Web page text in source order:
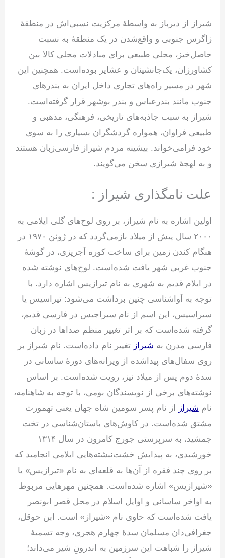
شیراز از دیرباز به واسطهٔ مرکزیت نسبی‌اش در منطقهٔ
زاگرس جنوبی و واقع‌شدن در یک منطقهٔ به نسبت
حاصل‌خیز، محلی طبیعی برای مبادلات محلی کالا بین
کشاورزان، یک‌جانشینان و عشایر بوده‌است. همچنین این
شهر در مسیر راه‌های تجاری داخل ایران به بندرهای
جنوب مانند بندرعباس و بندر بوشهر قرار گرفته‌است.
شیراز به سبب جاذبه‌های تاریخی، فرهنگی، مذهبی و
طبیعی فراوان، همواره گردشگران بسیاری را به سوی
خود فرامی‌خواند. بیشینه مردم شیراز فارسی‌زبان هستند
و به لهجهٔ شیرازی سخن می‌گویند.
علت نامگذاری شیراز :
اولین اشاره به نام شیراز، بر روی لوح‌های گلی ایلامی به
۲۰۰۰ سال پیش از میلاد بازمی‌گردد که در ژوئن ۱۹۷۰ در
هنگام کندن زمین برای ساخت کوره آجرپزی، در گوشهٔ
جنوب غربی شهر یافت شده‌است. لوح‌های نوشته شده
در ایلام قدیم به شهری به نام تیرازیس اشاره دارد. با
توجه به آواشناسی چنین برداشت می‌شود: تیراسیس یا
سیراسیس، این اسم از نام سیراجیس در فارسی قدیم،
گرفته شده‌است که بر اثر تغییر منظم صداها در زبان
فارسی مدرن به شیراز تغییر نام داده‌است. نام شیراز بر
روی سفال‌های پیداشده از ویرانه‌های دورهٔ ساسانی در
سدهٔ دوم پس از میلاد نیز، رویت شده‌است. بر اساس
نوشته‌های برخی از نویسندگان بومی، با توجه به شاهنامه،
نام شیراز
از نام پسر سومین شاه جهان یعنی تهمورث
مشتق شده‌است. در کاوش‌های باستان‌شناسی در تخت
جمشید، به سرپرستی جورج کامرون در سال ۱۳۱۴
خورشیدی، به پیدایش خشت‌نبشته‌هایی ایلامی انجامید که
بر روی چند فقره از آن‌ها به قلعه‌ای به نام «تیرازیس» یا
«شیرازیس» اشاره شده‌است. همچنین مهرهایی مربوط
به اواخر ساسانی و اوایل اسلام در محل قصر ابونصر
یافت شده‌است که حاوی نام «شیراز» است. ابن حوقل،
جغرافی‌دان مسلمان سدهٔ چهارم هجری، وجه تسمیهٔ
شیراز را شباهت این سرزمین به اندرونِ شیر می‌داند؛